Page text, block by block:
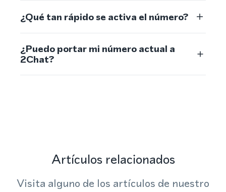
¿Qué tan rápido se activa el número?
¿Puedo portar mi número actual a
2Chat?
Artículos relacionados
Visita alguno de los artículos de nuestro